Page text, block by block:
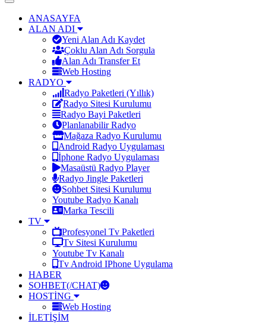
Toggle
navigationANASAYFA
ALAN ADI
Yeni Alan Adı Kaydet
Çoklu Alan Adı Sorgula
Alan Adı Transfer Et
Web Hosting
RADYO
Radyo Paketleri (Yıllık)
Radyo Sitesi Kurulumu
Radyo Bayi Paketleri
Planlanabilir Radyo
Mağaza Radyo Kurulumu
Android Radyo Uygulaması
İphone Radyo Uygulaması
Masaüstü Radyo Player
Radyo Jingle Paketleri
Sohbet Sitesi Kurulumu
Youtube Radyo Kanalı
Marka Tescili
TV
Profesyonel Tv Paketleri
Tv Sitesi Kurulumu
Youtube Tv Kanalı
Tv Android IPhone Uygulama
HABER
SOHBET(/CHAT)
HOSTİNG
Web Hosting
İLETİŞİM